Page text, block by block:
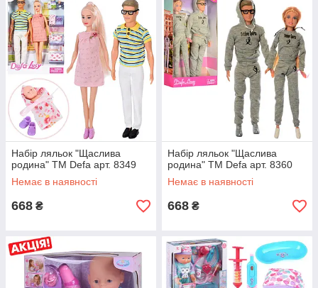
Набір ляльок "Щаслива
родина" TM Defa арт. 8349
Немає в наявності
668 ₴
Набір ляльок "Щаслива
родина" TM Defa арт. 8360
Немає в наявності
668 ₴